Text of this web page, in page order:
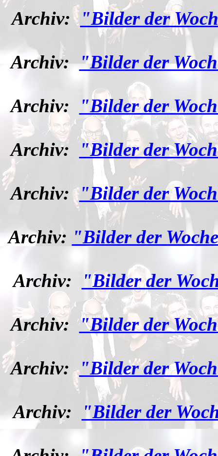
Archiv: "Bilder der
Archiv:"Bilder der
Archiv: "Bilder der
Archiv: "Bilder der
Archiv:"Bilder der
Archiv: "Bilder der
Archiv: "Bilder der
Archiv:"Bilder der
Archiv:"Bilder der
Archiv: "Bilder der